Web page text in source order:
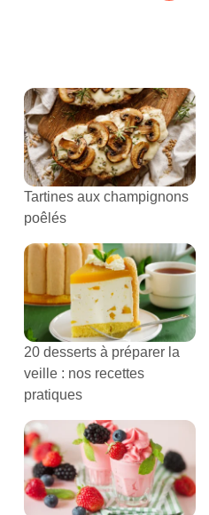
Tartines aux champignons
poêlés
20 desserts à préparer la
veille : nos recettes
pratiques